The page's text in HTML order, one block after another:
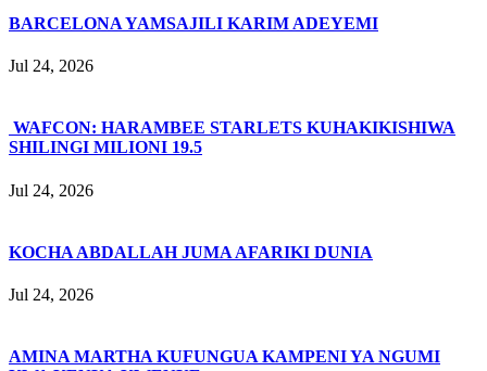
BARCELONA YAMSAJILI KARIM ADEYEMI
Jul 24, 2026
WAFCON: HARAMBEE STARLETS KUHAKIKISHIWA
SHILINGI MILIONI 19.5
Jul 24, 2026
KOCHA ABDALLAH JUMA AFARIKI DUNIA
Jul 24, 2026
AMINA MARTHA KUFUNGUA KAMPENI YA NGUMI